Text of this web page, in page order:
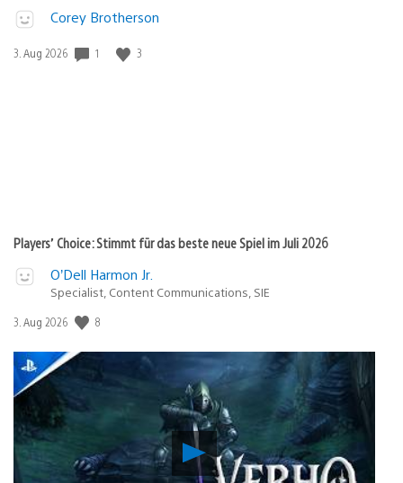
Corey Brotherson
Veröffentlichungsdatum:
3. Aug 2026 1 3
Players’ Choice: Stimmt für das beste neue Spiel im Juli 2026
O’Dell Harmon Jr.
Specialist, Content Communications, SIE
Veröffentlichungsdatum:
3. Aug 2026 8
Verho
–